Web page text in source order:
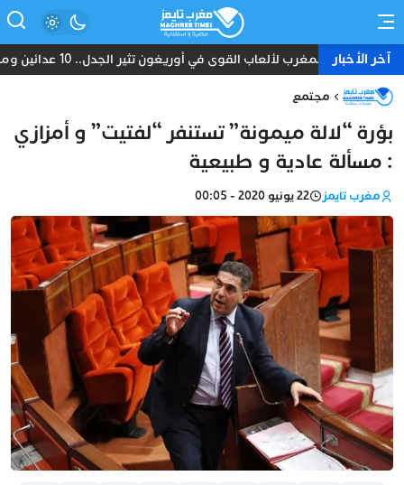
آخر الأخبار
بعثة المغرب لألعاب القوى في أوريغون تثير الجدل.. 10 عدائين ومدرب واحد دون طبيب أو إداري
مجتمع
بؤرة “لالة ميمونة” تستنفر “لفتيت” و أمزازي
: مسألة عادية و طبيعية
مغرب تايمز 22 يونيو 2020 - 00:05